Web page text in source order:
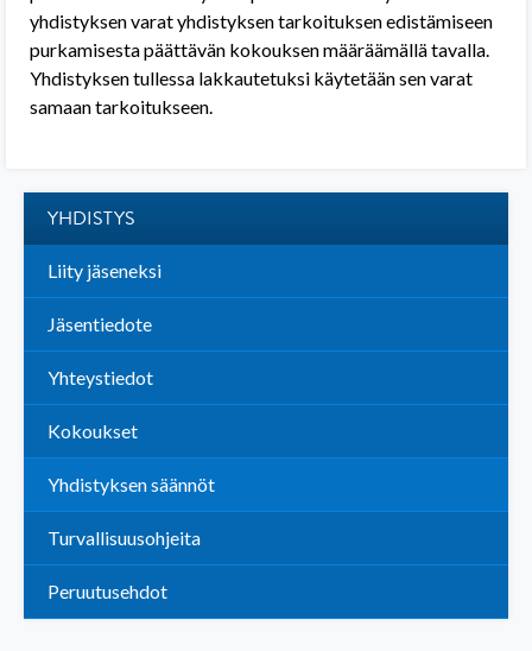
yhdistyksen varat yhdistyksen tarkoituksen edistämiseen
purkamisesta päättävän kokouksen määräämällä tavalla.
Yhdistyksen tullessa lakkautetuksi käytetään sen varat
samaan tarkoitukseen.
YHDISTYS
Liity jäseneksi
Jäsentiedote
Yhteystiedot
Kokoukset
Yhdistyksen säännöt
Turvallisuusohjeita
Peruutusehdot